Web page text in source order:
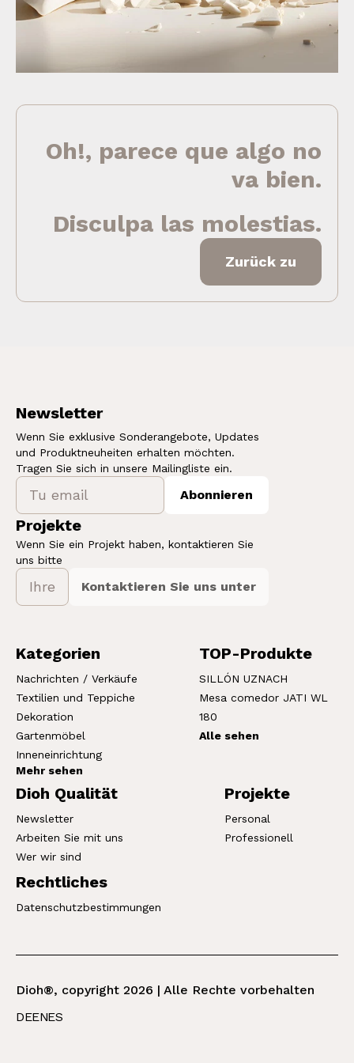
Oh!, parece que algo no
va bien.
Disculpa las molestias.
Zurück zu
Newsletter
Wenn Sie exklusive Sonderangebote, Updates
und Produktneuheiten erhalten möchten.
Tragen Sie sich in unsere Mailingliste ein.
Abonnieren
Projekte
Wenn Sie ein Projekt haben, kontaktieren Sie
uns bitte
Kontaktieren Sie uns unter
Kategorien
Nachrichten / Verkäufe
Textilien und Teppiche
Dekoration
Gartenmöbel
Inneneinrichtung
Mehr sehen
TOP-Produkte
SILLÓN UZNACH
Mesa comedor JATI WL
180
Alle sehen
Dioh Qualität
Newsletter
Arbeiten Sie mit uns
Wer wir sind
Projekte
Personal
Professionell
Rechtliches
Datenschutzbestimmungen
Dioh®, copyright 2026 | Alle Rechte vorbehalten
DEENES